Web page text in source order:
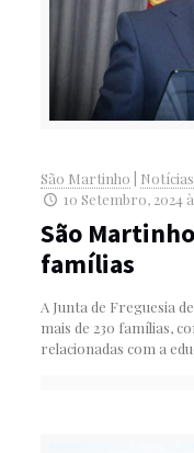
São Martinho
Notícias
10 Setembro, 2024
São
famílias
A Junta de Freguesia
mais de 230 famílias,
relacionadas com a